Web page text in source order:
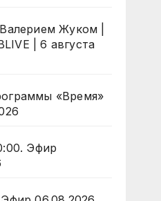
Жуком |
| 6 августа
«Время»
Эфир